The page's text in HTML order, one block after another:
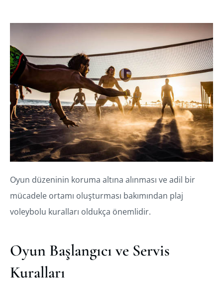
Oyun düzeninin koruma altına alınması ve adil bir
mücadele ortamı oluşturması bakımından plaj
voleybolu kuralları oldukça önemlidir.
Oyun Başlangıcı ve Servis
Kuralları